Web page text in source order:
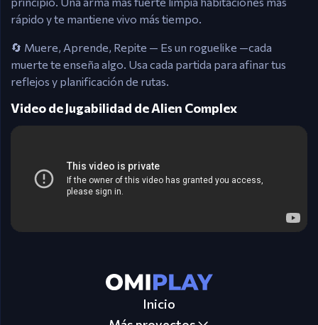
rápido y te mantiene vivo más tiempo.
🔄 Muere, Aprende, Repite — Es un roguelike —cada
muerte te enseña algo. Usa cada partida para afinar tus
reflejos y planificación de rutas.
Video de Jugabilidad de Alien Complex
Inicio